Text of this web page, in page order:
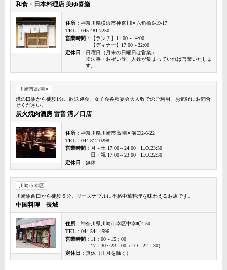
和食・日本料理店 美ゆ喜鮨
住所 ：神奈川県横浜市神奈川区六角橋6-19-17
TEL ：045-481-7250
営業時間 ：【ランチ】11:00～14:00
【ディナー】17:00～22:00
定休日 ：日曜日（月末の日曜日は営業）
※法事・お祝い等、人数が集まっていれば営業いたしま
す。
川崎市高津区
溝の口駅から徒歩1分。歓送迎会、女子会各種宴会大人数でのご利用、お気軽にお問合
せください。
炭火焼肉酒房 雷音 溝ノ口店
住所 ：神奈川県川崎市高津区溝口2-6-22
TEL ：044-812-0298
営業時間 ：月～土 17:00～24:00 L.O.23:30
日・祝 17:00～23:00 L.O.22:30
定休日 ：無休
川崎市幸区
川崎駅西口から徒歩５分。リーズナブルに本格中華料理を味わえるお店です。
中国料理 長城
住所 ：神奈川県川崎市幸区中幸町4-50
TEL ：044-544-4596
営業時間 ：11：00～15：00
17：30～23：00（LO 22：30）
定休日 ：無休（正月を除く）